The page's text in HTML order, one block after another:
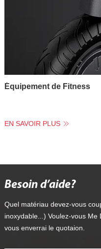
Équipement de Fitness
EN SAVOIR PLUS
Besoin d’aide?
Quel matériau devez-vous
inoxydable...) Voulez-vous
vous enverrai le quotaion.